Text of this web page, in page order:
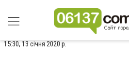
15:30, 13 січня 2020 р.